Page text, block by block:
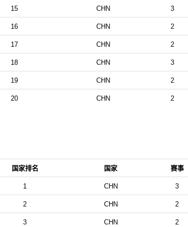
15 CHN 3
16 CHN 2
17 CHN 2
18 CHN 3
19 CHN 2
20 CHN 2
国家排名 国家 赛事
1 CHN 3
2 CHN 2
3 CHN 2